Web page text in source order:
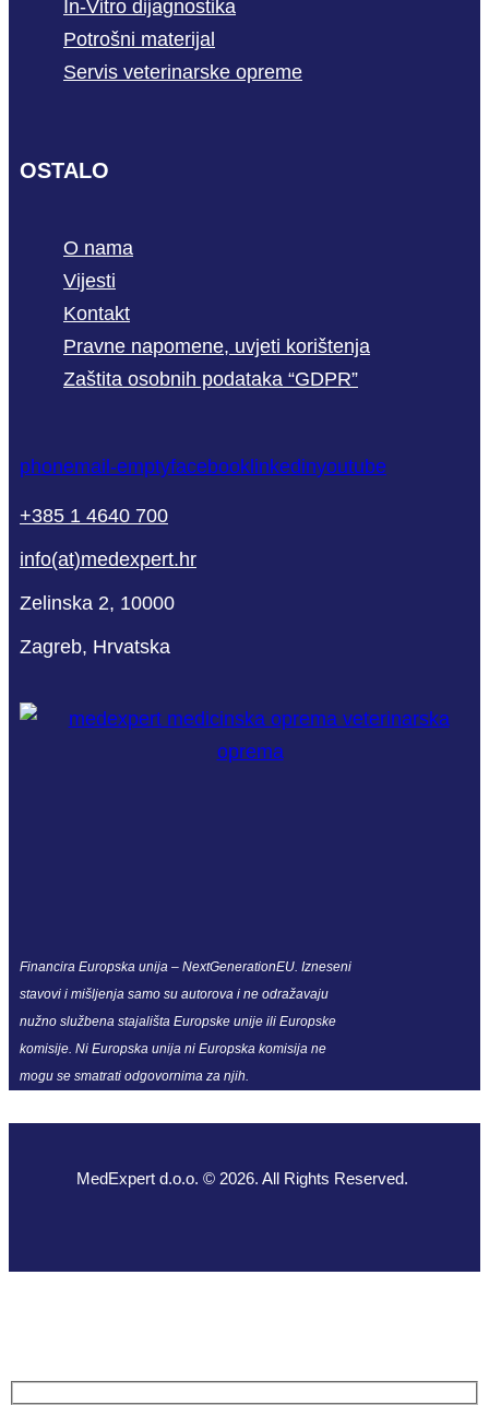
In-Vitro dijagnostika
Potrošni materijal
Servis veterinarske opreme
OSTALO
O nama
Vijesti
Kontakt
Pravne napomene, uvjeti korištenja
Zaštita osobnih podataka “GDPR”
phonemail-emptyfacebooklinkedinyoutube
+385 1 4640 700
info(at)medexpert.hr
Zelinska 2, 10000
Zagreb, Hrvatska
Financira Europska unija – NextGenerationEU. Izneseni
stavovi i mišljenja samo su autorova i ne odražavaju
nužno službena stajališta Europske unije ili Europske
komisije. Ni Europska unija ni Europska komisija ne
mogu se smatrati odgovornima za njih.
MedExpert d.o.o. © 2026. All Rights Reserved.